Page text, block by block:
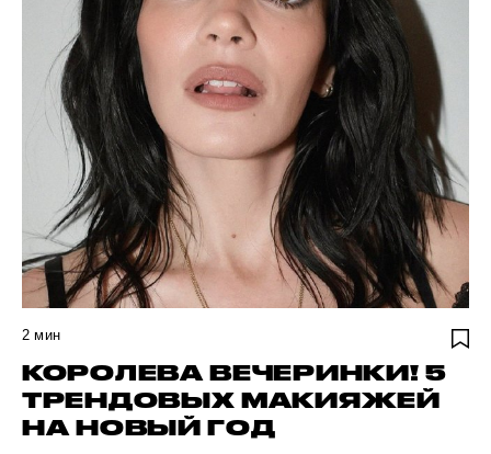
2 мин
КОРОЛЕВА ВЕЧЕРИНКИ! 5
ТРЕНДОВЫХ МАКИЯЖЕЙ
НА НОВЫЙ ГОД